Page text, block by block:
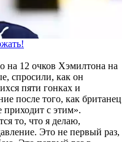
на 12 очков Хэмилтона на
спросили, как он
пяти гонках и
после того, как британец
приходит с этим».
то, что я делаю,
Это не первый раз,